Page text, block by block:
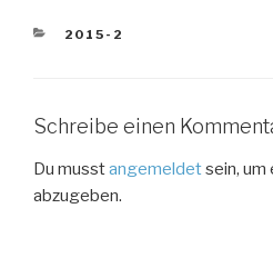
KATEGORIEN
2015-2
Schreibe einen
Du musstangemeldetsein, um
abzugeben.